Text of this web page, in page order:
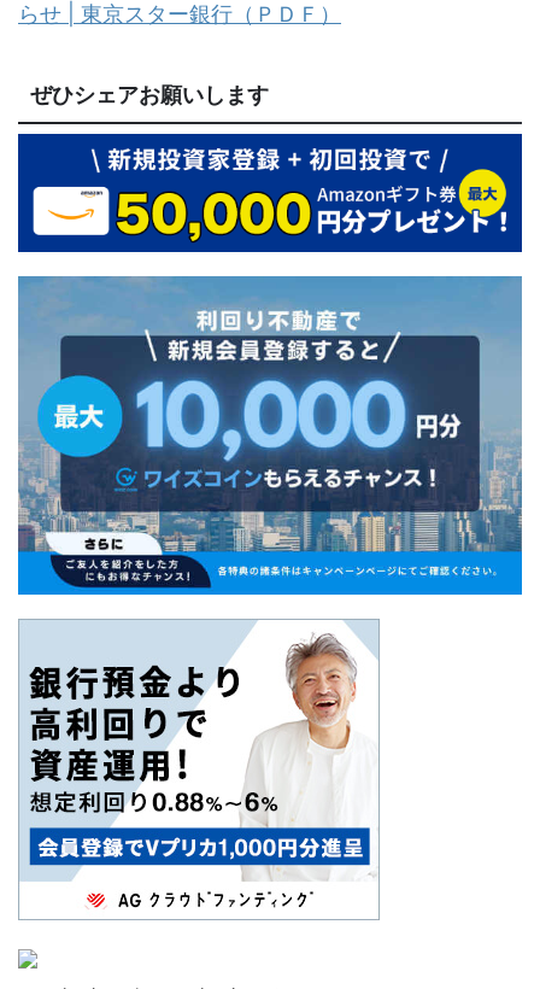
らせ | 東京スター銀行（ＰＤＦ）
ぜひシェアお願いします